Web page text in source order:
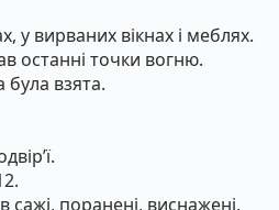
у вирваних вікнах і меблях.
останні точки вогню.
взята.
сажі, поранені, виснажені.